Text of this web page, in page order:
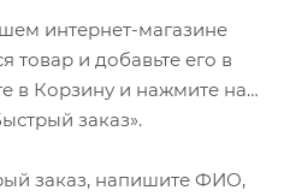
интернет-магазине
товар и добавьте его в
в Корзину и нажмите на
заказ».
заказ, напишите ФИО,